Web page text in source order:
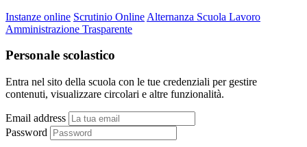
Instanze online Scrutinio Online Alternanza Scuola Lavoro
Amministrazione Trasparente
Personale scolastico
Entra nel sito della scuola con le tue credenziali per gestire
contenuti, visualizzare circolari e altre funzionalità.
Email address
Password